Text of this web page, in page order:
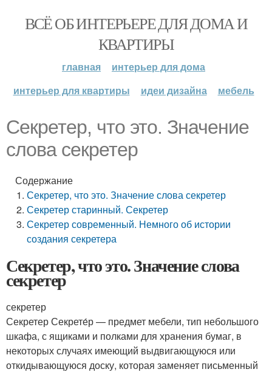
ВСЁ ОБ ИНТЕРЬЕРЕ ДЛЯ ДОМА И
КВАРТИРЫ
главная
интерьер для дома
интерьер для квартиры
идеи дизайна мебель
Секретер, что это. Значение
слова секретер
Содержание
Секретер, что это. Значение слова секретер
Секретер старинный. Секретер
Секретер современный. Немного об истории
создания секретера
Секретер, что это. Значение слова
секретер
секретер
Секретер Секрете́р — предмет мебели, тип небольшого
шкафа, с ящиками и полками для хранения бумаг, в
некоторых случаях имеющий выдвигающуюся или
откидывающуюся доску, которая заменяет письменный